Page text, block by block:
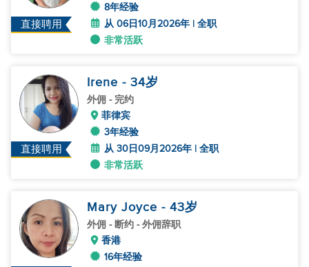
直接聘用
8年经验
从 06日10月2026年 | 全职
非常活跃
直接聘用
Irene - 34岁
外佣 - 完约
菲律宾
3年经验
从 30日09月2026年 | 全职
非常活跃
Mary Joyce - 43岁
外佣 - 断约 - 外佣辞职
香港
16年经验